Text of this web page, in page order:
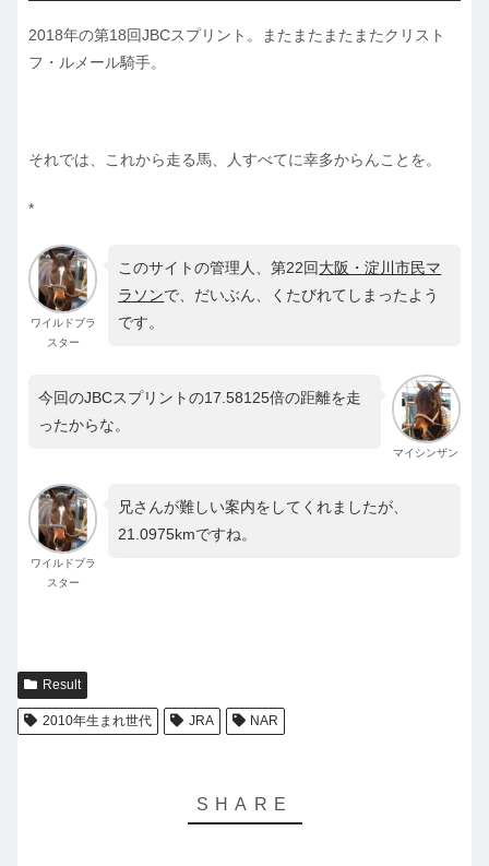
2018年の第18回JBCスプリント。またまたまたまたクリスト
フ・ルメール騎手。
それでは、これから走る馬、人すべてに幸多からんことを。
*
ワイルドブラ
スター
このサイトの管理人、第22回大阪・淀川市民マ
ラソンで、だいぶん、くたびれてしまったよう
です。
マイシンザン
今回のJBCスプリントの17.58125倍の距離を走
ったからな。
ワイルドブラ
スター
兄さんが難しい案内をしてくれましたが、
21.0975kmですね。
Result
2010年生まれ世代 JRA NAR